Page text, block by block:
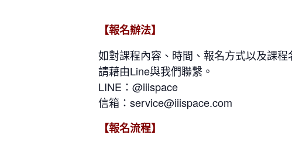
【報名辦法】
如對課程內容、時間、報名方式以及課程
請藉由Line與我們聯繫。
LINE：@iiispace
信箱：service@iiispace.com
【報名流程】